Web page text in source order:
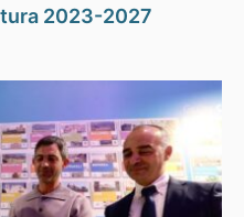
2023-2027